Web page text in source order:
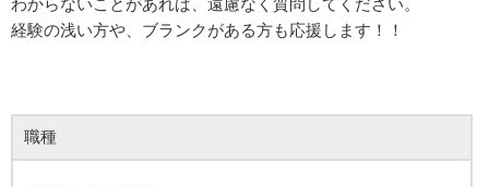
わからないことがあれば、遠慮なく質問してください。
経験の浅い方や、ブランクがある方も応援します！！
職種